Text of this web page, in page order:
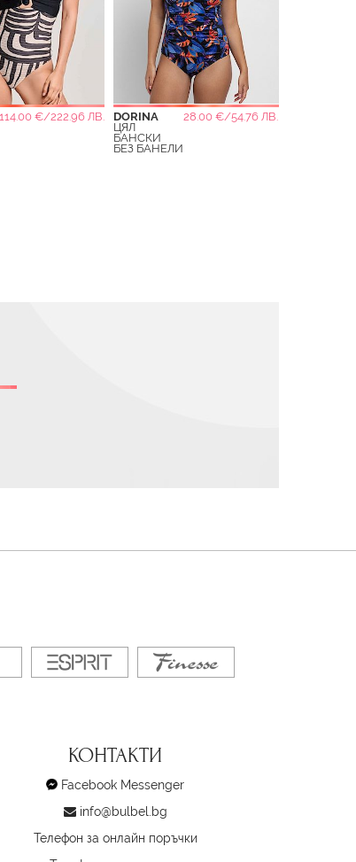
114.00 €/222.96 ЛВ.
DORINA
28.00 €/54.76 ЛВ.
ЦЯЛ
БАНСКИ
БЕЗ БАНЕЛИ
КОНТАКТИ
Facebook Messenger
info@bulbel.bg
Телефон за онлайн поръчки